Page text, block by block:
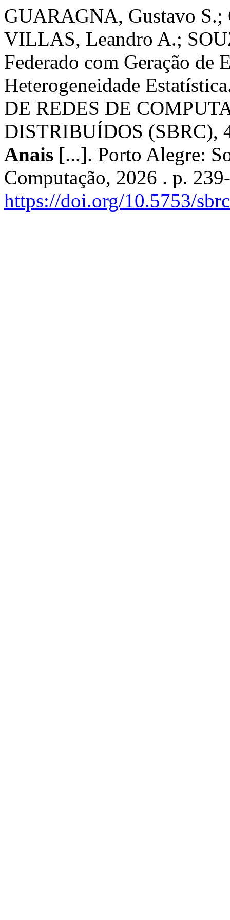
GUARAGNA, Gustavo S.;
VILLAS, Leandro A.;
Federado com Geração de
Heterogeneidade
DE REDES DE
DISTRIBUÍDOS (SBRC),
Anais [...]. Porto Alegre:
Computação, 2026 . p.
https://doi.org/10.5753/